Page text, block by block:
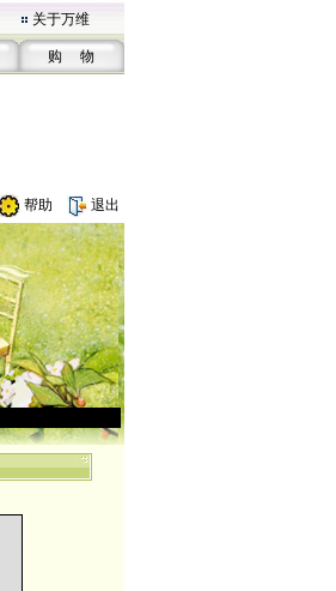
关于万维
购 物
帮助 退出